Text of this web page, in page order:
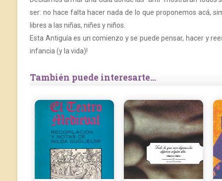
ser: no hace falta hacer nada de lo que proponemos acá,
libres a las niñas, niñes y niños.
Esta Antiguía es un comienzo y se puede pensar, hacer y
infancia (y la vida)!
También puede interesarte...